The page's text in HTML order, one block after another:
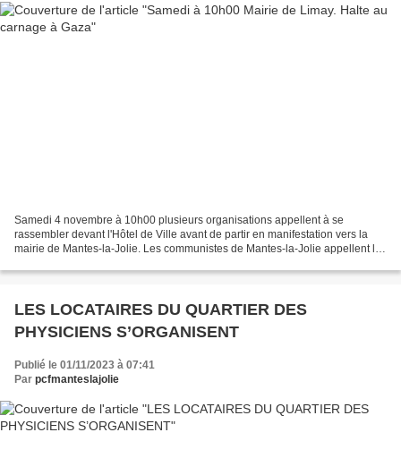
Samedi 4 novembre à 10h00 plusieurs organisations appellent à se
rassembler devant l'Hôtel de Ville avant de partir en manifestation vers la
mairie de Mantes-la-Jolie. Les communistes de Mantes-la-Jolie appellent les
LES LOCATAIRES DU QUARTIER DES
PHYSICIENS S’ORGANISENT
Publié le 01/11/2023 à 07:41
Par pcfmanteslajolie